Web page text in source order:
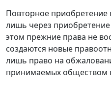
Повторное приобретение
лишь через
этом прежние права не
создаются новые
лишь право на
принимаемых обществом